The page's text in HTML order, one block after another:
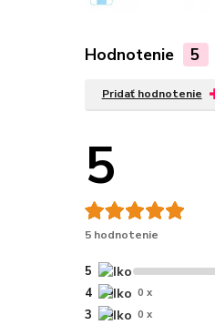
Hodnotenie 5
Pridať hodnotenie
5
5 hodnotenie
5
4 0 x
3 0 x